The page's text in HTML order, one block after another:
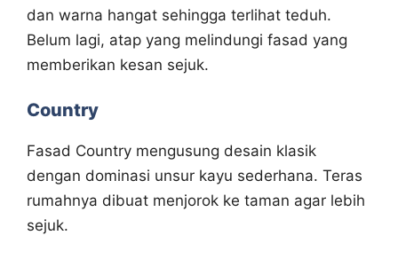
dan warna hangat sehingga terlihat teduh.
Belum lagi, atap yang melindungi fasad yang
memberikan kesan sejuk.
Country
Fasad Country mengusung desain klasik
dengan dominasi unsur kayu sederhana. Teras
rumahnya dibuat menjorok ke taman agar lebih
sejuk.